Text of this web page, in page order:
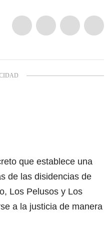
que establece una
de las disidencias de
Los Pelusos y Los
a la justicia de manera